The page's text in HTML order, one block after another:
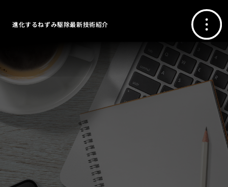
進化するねずみ駆除最新技術紹介